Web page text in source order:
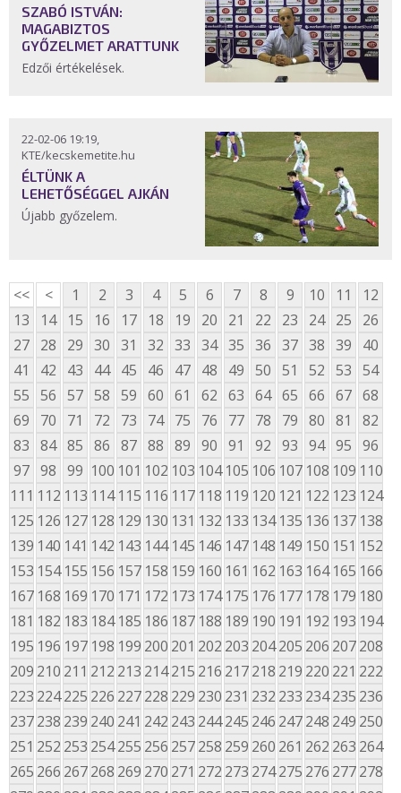
SZABÓ ISTVÁN:
MAGABIZTOS
GYŐZELMET ARATTUNK
Edzői értékelések.
22-02-06 19:19,
KTE/kecskemetite.hu
ÉLTÜNK A
LEHETŐSÉGGEL AJKÁN
Újabb győzelem.
<< < 1 2 3 4 5 6 7 8 9 10 11
12
13
14 15 16 17 18 19 20 21 22 23 24 25
26
27 28 29 30 31 32 33 34 35 36 37 38 39
40
41
42 43 44 45 46 47 48 49 50 51 52 53 54
55 56 57 58 59 60 61 62 63 64 65 66 67 68
69
70 71 72 73 74 75 76 77 78 79 80 81
82
83 84 85 86 87 88 89 90 91 92 93 94 95 96
97 98 99 100 101 102 103 104 105 106 107 108 109 110
111 112 113 114 115 116 117 118 119 120 121 122 123 124
125 126 127 128 129 130 131 132 133 134 135 136 137 138
139 140 141 142 143 144 145 146 147 148 149 150 151 152
153 154 155 156 157 158 159 160 161 162 163 164 165 166
167 168 169 170 171 172 173 174 175 176 177 178 179 180
181 182 183 184 185 186 187 188 189 190 191 192 193 194
195 196 197 198 199 200 201 202 203 204205 206 207208
209 210 211 212 213 214215 216 217218 219 220 221 222
223 224225 226 227228 229 230 231 232 233 234235 236
237238 239 240 241 242 243 244245 246 247248 249 250
251 252 253 254255 256 257258 259 260 261 262 263 264
265 266 267268 269 270 271 272 273 274275 276 277278